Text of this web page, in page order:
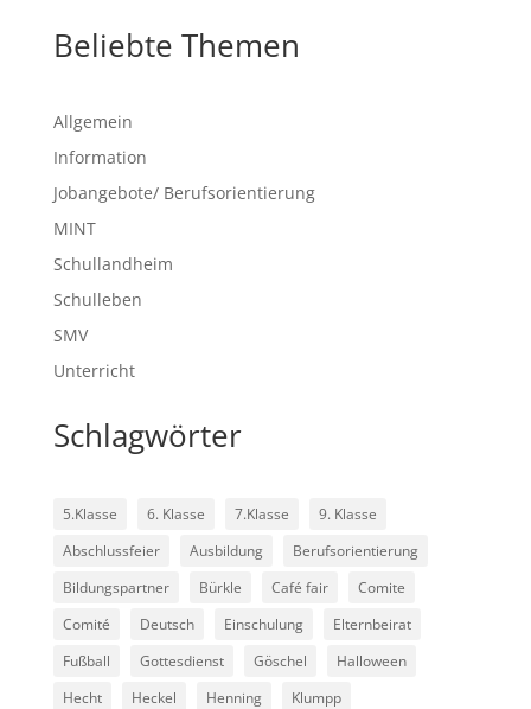
Beliebte Themen
Allgemein
Information
Jobangebote/ Berufsorientierung
MINT
Schullandheim
Schulleben
SMV
Unterricht
Schlagwörter
5.Klasse 6. Klasse 7.Klasse
9. Klasse
Abschlussfeier
Ausbildung
Berufsorientierung
Bildungspartner
Bürkle Café fair
Comite
Comité
Deutsch Einschulung
Elternbeirat
Fußball
Gottesdienst Göschel
Halloween
Hecht
Heckel Henning
Klumpp